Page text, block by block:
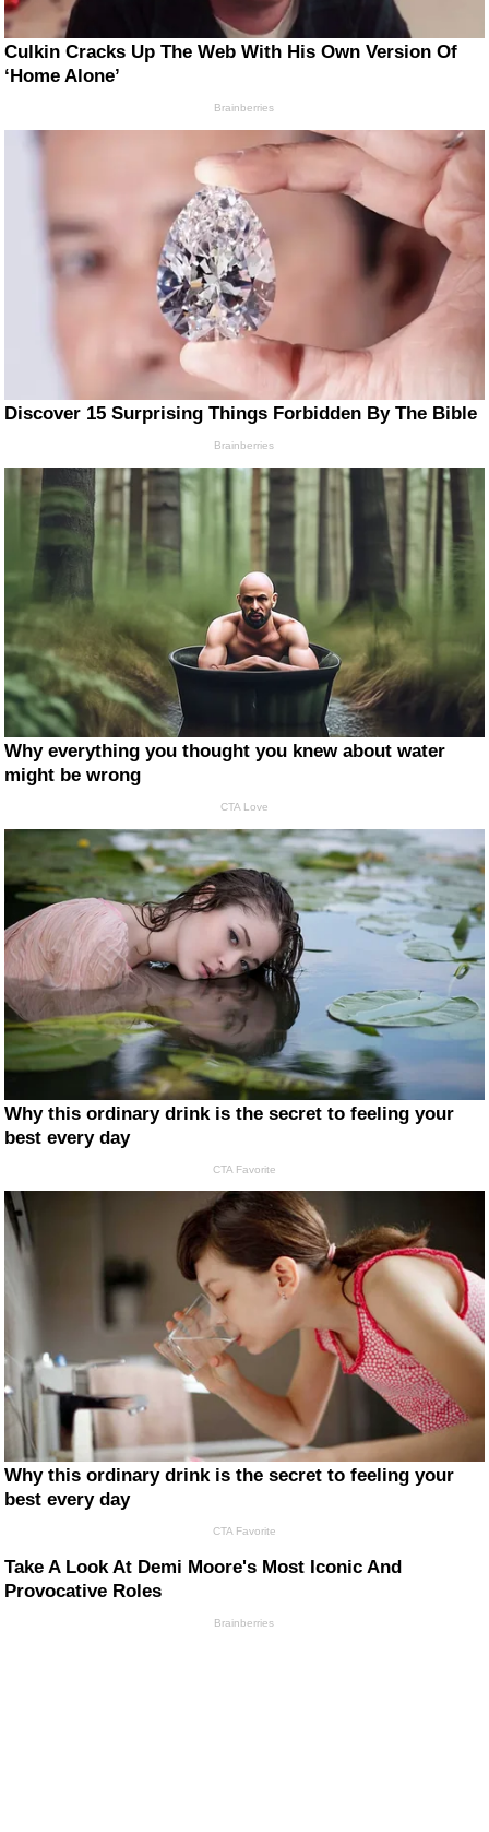
Culkin Cracks Up The Web With His Own Version Of
‘Home Alone’
Brainberries
Discover 15 Surprising Things Forbidden By The Bible
Brainberries
Why everything you thought you knew about water
might be wrong
CTA Love
Why this ordinary drink is the secret to feeling your
best every day
CTA Favorite
Why this ordinary drink is the secret to feeling your
best every day
CTA Favorite
Take A Look At Demi Moore's Most Iconic And
Provocative Roles
Brainberries